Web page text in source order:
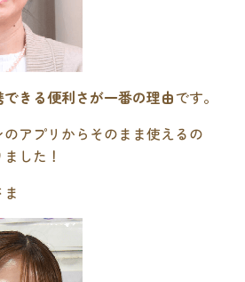
きる便利さが一番の理由です。
アプリからそのまま使えるの
した！